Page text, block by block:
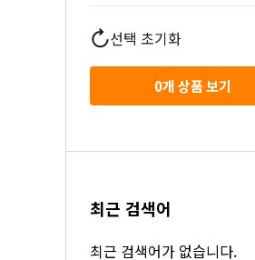
선택 초기화
0개 상품 보기
최근 검색어
최근 검색어가 없습니다.